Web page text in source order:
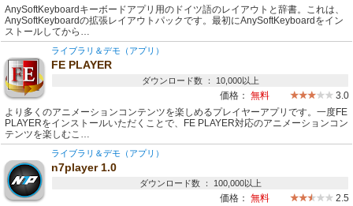
AnySoftKeyboardキーボードアプリ用のドイツ語のレイアウトと辞書。これは、
AnySoftKeyboardの拡張レイアウトパックです。最初にAnySoftKeyboardをイン
ストールしてから…
ライブラリ＆デモ（アプリ）
FE PLAYER
ダウンロード数 ： 10,000以上
価格： 無料
3.0
より多くのアニメーションコンテンツを楽しめるプレイヤーアプリです。一度FE
PLAYERをインストールいただくことで、FE PLAYER対応のアニメーションコン
テンツを楽しむこ…
ライブラリ＆デモ（アプリ）
n7player 1.0
ダウンロード数 ： 100,000以上
価格： 無料
2.5